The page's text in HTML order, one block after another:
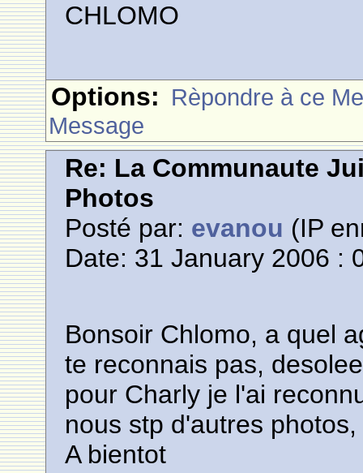
CHLOMO
Options: Rèpondre à ce
Message
Re: La Communaute
Photos
Posté par: evanou (IP
Date: 31 January 2006 :
Bonsoir Chlomo, a quel
te reconnais pas,
pour Charly je l'ai
nous stp d'autres
A bientot